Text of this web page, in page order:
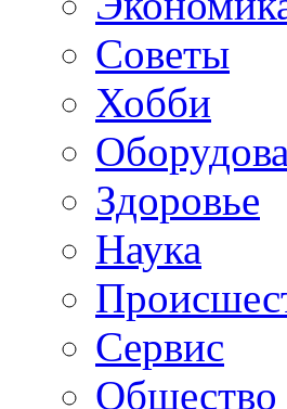
Советы
Хобби
Здоровье
Наука
Сервис
Общество